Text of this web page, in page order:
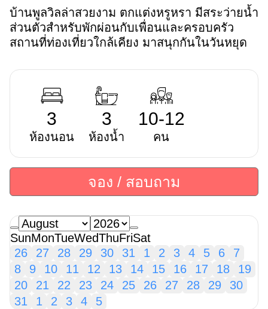
บ้านพูลวิลล่าสวยงาม ตกแต่งหรูหรา มีสระว่ายน้ำ
ส่วนตัวสำหรับพักผ่อนกับเพื่อนและครอบครัว
สถานที่ท่องเที่ยวใกล้เคียง มาสนุกกันในวันหยุด
3
ห้องนอน
3
ห้องน้ำ
10-12
คน
จอง / สอบถาม
SunMonTueWedThuFriSat
26
27 28 29 30 31 1 2 3 4 5 6
7
8
9 10 11 12 13 14 15 16 17 18
19
20
21 22 23 24 25 26 27 28 29
30
31
1 2 3 4 5